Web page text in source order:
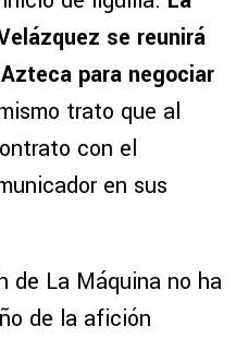
se reunirá
para negociar
trato que al
con el
en sus
de La Máquina no ha
de la afición